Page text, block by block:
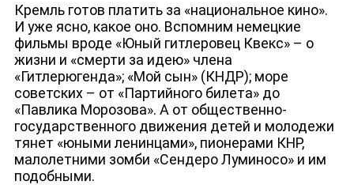
Кремль готов платить за «национальное кино».
И уже ясно, какое оно. Вспомним немецкие
фильмы вроде «Юный гитлеровец Квекс» – о
жизни и «смерти за идею» члена
«Гитлерюгенда»; «Мой сын» (КНДР); море
советских – от «Партийного билета» до
«Павлика Морозова». А от общественно-
государственного движения детей и молодежи
тянет «юными ленинцами», пионерами КНР,
малолетними зомби «Сендеро Луминосо» и им
подобными.